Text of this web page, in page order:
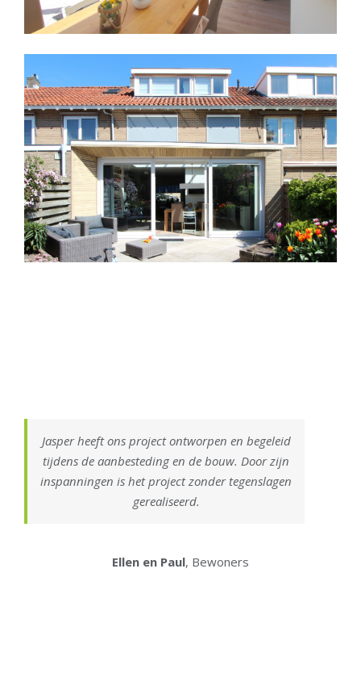
Jasper heeft ons project ontworpen en begeleid
tijdens de aanbesteding en de bouw. Door zijn
inspanningen is het project zonder tegenslagen
gerealiseerd.
Ellen en Paul, Bewoners